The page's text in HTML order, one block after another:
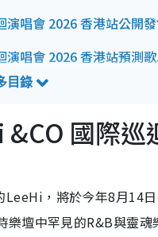
唱會 2026 香港站公開
唱會 2026 香港站預測
國際
，將於今年8月14
壇中罕見的R&B與靈